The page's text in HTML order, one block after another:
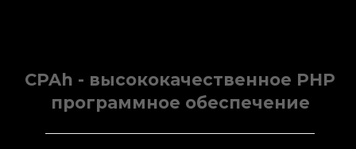
CPAh - высококачественное PHP
программное обеспечение